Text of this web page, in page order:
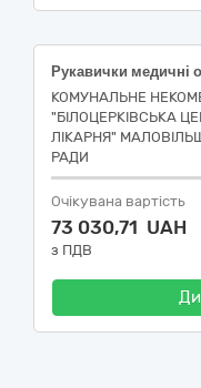
КОМУНАЛЬНЕ
"БІЛОЦЕРКІВСЬКА
ЛІКАРНЯ"
РАДИ
Очікувана вартість
73 030,71 UAH
з ПДВ